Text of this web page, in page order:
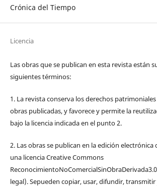
Crónica del Tiempo
Licencia
Las obras que se publican en esta revista están
siguientes términos:
1. La revista conserva los derechos
obras publicadas, y favorece y permite la
bajo la licencia indicada en el punto 2.
2. Las obras se publican en la edición electrónica
una licencia Creative Commons
legal). Sepueden copiar, usar, difundir,